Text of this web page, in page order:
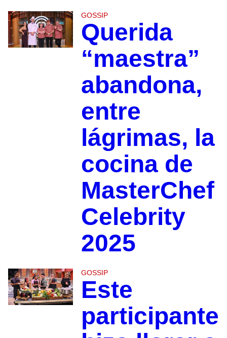
GOSSIP
Querida
“maestra”
abandona,
entre
lágrimas, la
cocina de
MasterChef
Celebrity
2025
GOSSIP
Este
participante